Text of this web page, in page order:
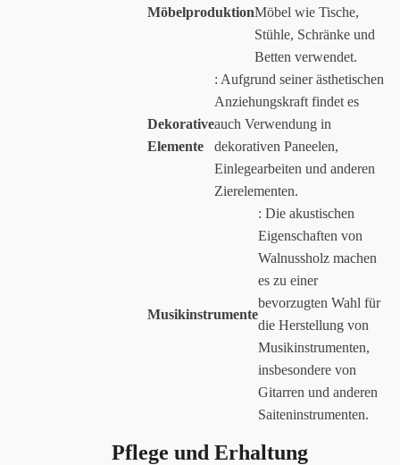
MöbelproduktionMöbel wie Tische,
Stühle, Schränke und
Betten verwendet.
Dekorative
Elemente
: Aufgrund seiner ästhetischen
Anziehungskraft findet es
auch Verwendung in
dekorativen Paneelen,
Einlegearbeiten und anderen
Zierelementen.
Musikinstrumente
: Die akustischen
Eigenschaften von
Walnussholz machen
es zu einer
bevorzugten Wahl für
die Herstellung von
Musikinstrumenten,
insbesondere von
Gitarren und anderen
Saiteninstrumenten.
Pflege und Erhaltung